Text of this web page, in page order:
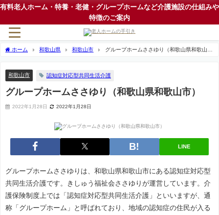
有料老人ホーム・特養・老健・グループホームなど介護施設の仕組みや
特徴のご案内
ホーム 和歌山県 和歌山市
グループホームささゆり（和歌山県和歌山
和歌山市 認知症対応型共同生活介護
グループホームささゆり（和歌山県和歌山市）
2022年1月28日 2022年1月28日
LINE
グループホームささゆりは、和歌山県和歌山市にある認知症対応型
共同生活介護です。きしゅう福祉会ささゆりが運営しています。介
護保険制度上では「認知症対応型共同生活介護」といいますが、通
称「グループホーム」と呼ばれており、地域の認知症の住民が入る